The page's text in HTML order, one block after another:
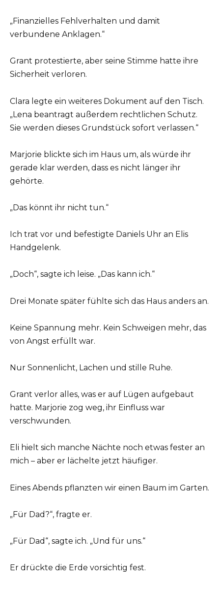
„Finanzielles Fehlverhalten und damit
verbundene Anklagen.“
Grant protestierte, aber seine Stimme hatte ihre
Sicherheit verloren.
Clara legte ein weiteres Dokument auf den Tisch.
„Lena beantragt außerdem rechtlichen Schutz.
Sie werden dieses Grundstück sofort verlassen.“
Marjorie blickte sich im Haus um, als würde ihr
gerade klar werden, dass es nicht länger ihr
gehörte.
„Das könnt ihr nicht tun.“
Ich trat vor und befestigte Daniels Uhr an Elis
Handgelenk.
„Doch“, sagte ich leise. „Das kann ich.“
Drei Monate später fühlte sich das Haus anders an.
Keine Spannung mehr. Kein Schweigen mehr, das
von Angst erfüllt war.
Nur Sonnenlicht, Lachen und stille Ruhe.
Grant verlor alles, was er auf Lügen aufgebaut
hatte. Marjorie zog weg, ihr Einfluss war
verschwunden.
Eli hielt sich manche Nächte noch etwas fester an
mich – aber er lächelte jetzt häufiger.
Eines Abends pflanzten wir einen Baum im Garten.
„Für Dad?“, fragte er.
„Für Dad“, sagte ich. „Und für uns.“
Er drückte die Erde vorsichtig fest.